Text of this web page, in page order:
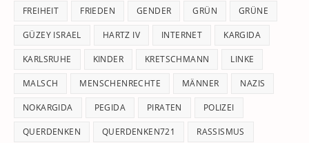
FREIHEIT FRIEDEN GENDER GRÜN GRÜNE
GÜZEY ISRAEL HARTZ IV INTERNET KARGIDA
KARLSRUHE KINDER KRETSCHMANN LINKE
MALSCH MENSCHENRECHTE MÄNNER NAZIS
NOKARGIDA PEGIDA PIRATEN POLIZEI
QUERDENKEN QUERDENKEN721 RASSISMUS